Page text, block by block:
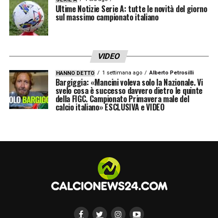
della stagione, dove i dettagli faranno la
differenza.
LA PLAYLIST DELLE NOSTRE TOP NEWS
Ultime Notizie Serie A: tutte le novità del giorno
sul massimo campionato italiano
VIDEO
HANNO DETTO 1 settimana ago Alberto Petrosilli
Bargiggia: «Mancini voleva solo la Nazionale. Vi
svelo cosa è successo davvero dietro le quinte
della FIGC. Campionato Primavera male del
calcio italiano» ESCLUSIVA e VIDEO